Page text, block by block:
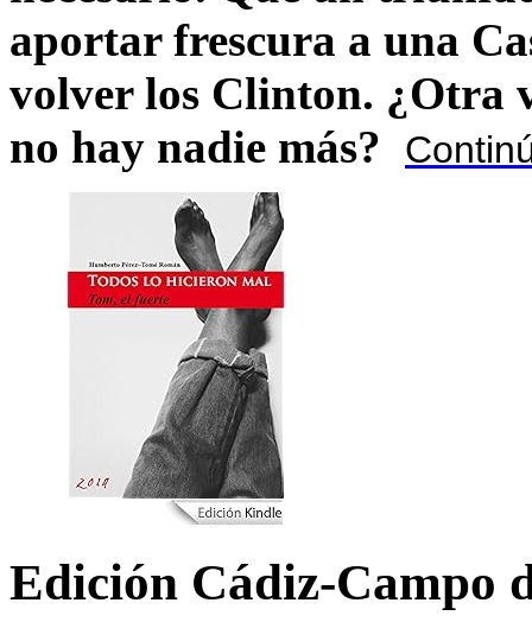
aportar frescura a una
volver los Clinton. ¿Otra
no hay nadie más?
Edición Cádiz-Campo